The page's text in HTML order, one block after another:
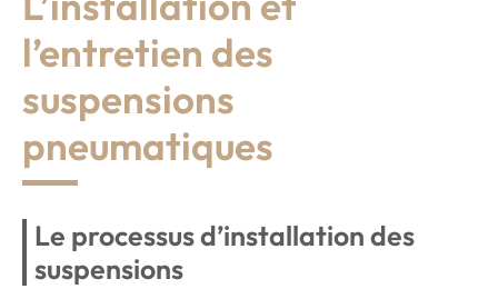
l’entretien des
suspensions
pneumatiques
Le processus d’installation des
suspensions